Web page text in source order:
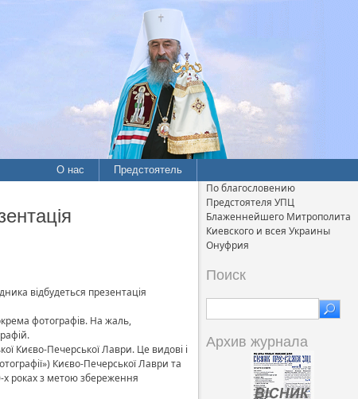
О нас Предстоятель
відбудеться презентація
фотографів. На жаль,
Києво-Печерської Лаври. Це видові і
Києво-Печерської Лаври та
х роках з метою збереження
По благословению
Предстоятеля УПЦ
Блаженнейшего Митрополита
Киевского и всея Украины
Онуфрия
Поиск
Архив журнала